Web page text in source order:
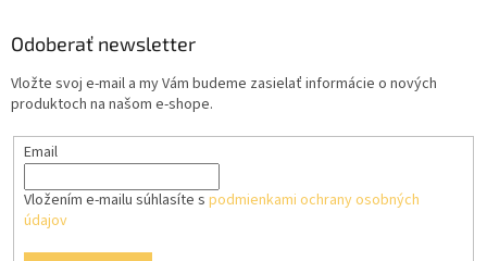
Odoberať newsletter
Vložte svoj e-mail a my Vám budeme zasielať informácie o nových
produktoch na našom e-shope.
Email
Vložením e-mailu súhlasíte s podmienkami ochrany osobných
údajov